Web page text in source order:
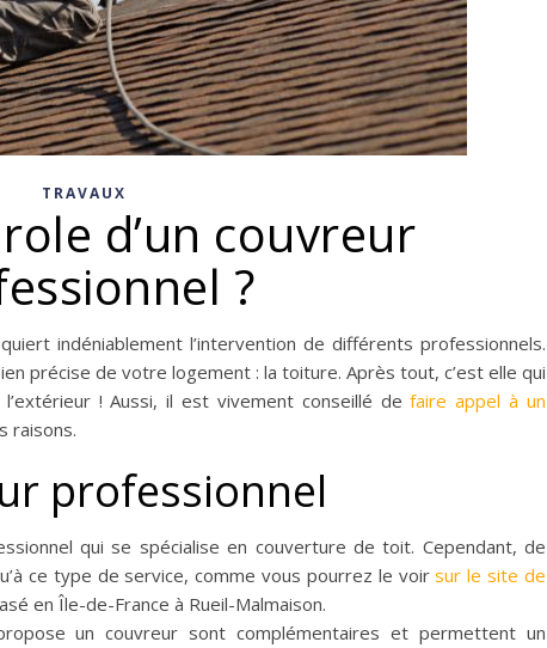
TRAVAUX
d’un couvreur
?
indéniablement l’intervention de différents professionnels.
précise de votre logement : la toiture. Après tout, c’est elle qui
! Aussi, il est vivement conseillé defaire appel à un
raisons.
professionnel
qui se spécialise en couverture de toit. Cependant, de
ce type de service, comme vous pourrez le voirsur le site de
en Île-de-France à Rueil-Malmaison.
un couvreur sont complémentaires et permettent un